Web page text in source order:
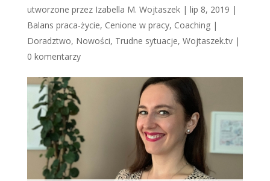
utworzone przez Izabella M. Wojtaszek| lip 8, 2019 |
Balans praca-życie, Cenione w pracy, Coaching |
Doradztwo, Nowości, Trudne sytuacje, Wojtaszek.tv|
0 komentarzy